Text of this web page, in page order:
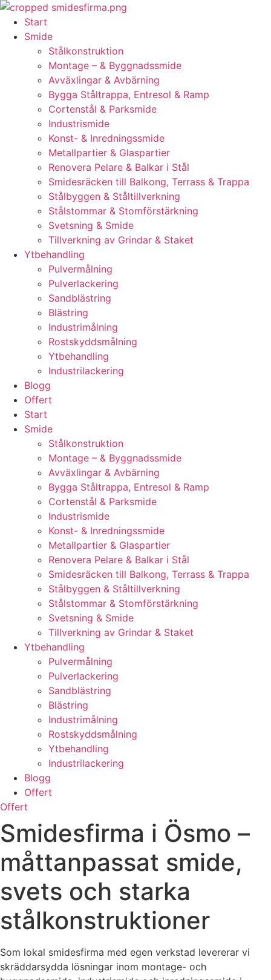
Skip
content
Start
Smide
Stålkonstruktion
Montage – & Byggnadssmide
Avväxlingar & Avbärning
Bygga Ståltrappa, Entresol & Ramp
Cortenstål & Parksmide
Industrismide
Konst- & Inredningssmide
Metallpartier & Glaspartier
Renovera Pelare & Balkar i Stål
Smidesräcken till Balkong, Terrass & Trappa
Stålbyggen & Ståltillverkning
Stålstommar & Stomförstärkning
Svetsning & Smide
Tillverkning av Grindar & Staket
Ytbehandling
Pulvermålning
Pulverlackering
Sandblästring
Blästring
Industrimålning
Rostskyddsmålning
Ytbehandling
Industrilackering
Blogg
Offert
Start
Smide
Stålkonstruktion
Montage – & Byggnadssmide
Avväxlingar & Avbärning
Bygga Ståltrappa, Entresol & Ramp
Cortenstål & Parksmide
Industrismide
Konst- & Inredningssmide
Metallpartier & Glaspartier
Renovera Pelare & Balkar i Stål
Smidesräcken till Balkong, Terrass & Trappa
Stålbyggen & Ståltillverkning
Stålstommar & Stomförstärkning
Svetsning & Smide
Tillverkning av Grindar & Staket
Ytbehandling
Pulvermålning
Pulverlackering
Sandblästring
Blästring
Industrimålning
Rostskyddsmålning
Ytbehandling
Industrilackering
Blogg
Offert
Offert
Smidesfirma i Ösmo –
måttanpassat smide,
svets och starka
stålkonstruktioner
Som lokal smidesfirma med egen verkstad levererar vi
skräddarsydda lösningar inom montage- och